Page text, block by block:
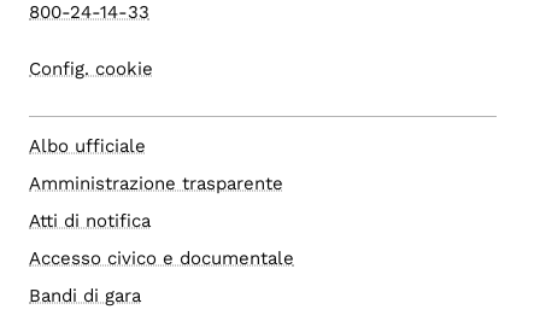
800-24-14-33
Config. cookie
Albo ufficiale
Amministrazione trasparente
Atti di notifica
Accesso civico e documentale
Bandi di gara